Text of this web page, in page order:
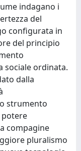
indagano i
del
configurata in
del principio
sociale ordinata.
dalla
strumento
potere
compagine
pluralismo